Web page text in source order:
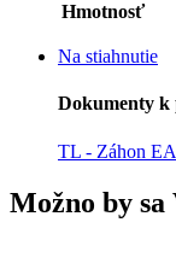
Hmotnosť
Na stiahnutie
Dokumenty k
TL - Záhon
Možno by